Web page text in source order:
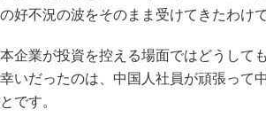
S＆OP
イノベーション
好不況の波をそのまま受けてきたわけで
企業が投資を控える場面ではどうして
いだったのは、中国人社員が頑張って
です。